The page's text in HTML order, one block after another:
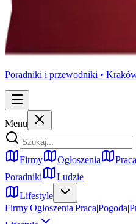
Poradniki i przewodniki •
Menu
Firmy Ogłoszenia Praca
Poradniki
Ludzie
Lifestyle
Firmy|Ogłoszenia|Praca|Pogoda|